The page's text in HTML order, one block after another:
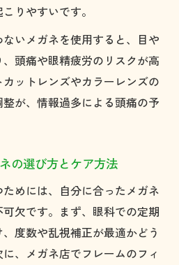
りやすいです。
いメガネを使用すると、目や
頭痛や眼精疲労のリスクが高
ットレンズやカラーレンズの
が、情報過多による頭痛の予
の選び方とケア方法
めには、自分に合ったメガネ
欠です。まず、眼科での定期
度数や乱視補正が最適かどう
、メガネ店でフレームのフィ